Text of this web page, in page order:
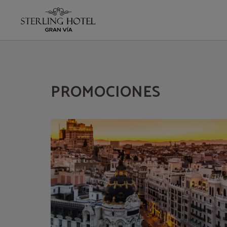
Promociones del Hotel Sterling en Madrid. Web Oficial.
PROMOCIONES